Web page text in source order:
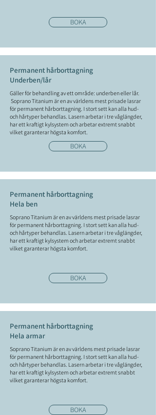
BOKA
Permanent hårborttagning
Underben/lår
Gäller för behandling av ett område: underben eller lår.
Soprano Titanium är en av världens mest prisade lasrar
för permanent hårborttagning. I stort sett kan alla hud-
och hårtyper behandlas. Lasern arbetar i tre våglängder,
har ett kraftigt kylsystem och arbetar extremt snabbt
vilket garanterar högsta komfort.
BOKA
Permanent hårborttagning
Hela ben
Soprano Titanium är en av världens mest prisade lasrar
för permanent hårborttagning. I stort sett kan alla hud-
och hårtyper behandlas. Lasern arbetar i tre våglängder,
har ett kraftigt kylsystem och arbetar extremt snabbt
vilket garanterar högsta komfort.
BOKA
Permanent hårborttagning
Hela armar
Soprano Titanium är en av världens mest prisade lasrar
för permanent hårborttagning. I stort sett kan alla hud-
och hårtyper behandlas. Lasern arbetar i tre våglängder,
har ett kraftigt kylsystem och arbetar extremt snabbt
vilket garanterar högsta komfort.
BOKA